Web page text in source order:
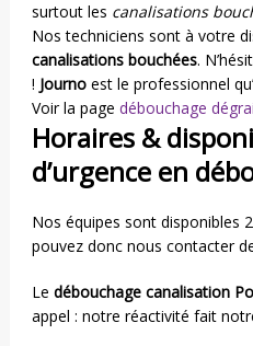
surtout les canalisations
Nos techniciens sont à votre
canalisations bouchées.
! Journo est le professionnel
Voir la page débouchage
Horaires &
d’urgence en
Nos équipes sont disponibles
pouvez donc nous contacter
Le débouchage canalisation
appel : notre réactivité fait